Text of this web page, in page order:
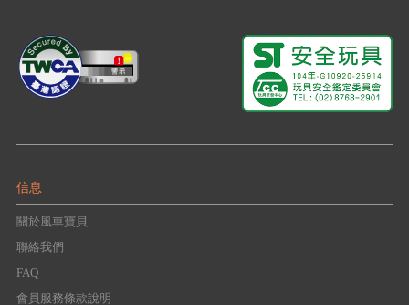
信息
關於風車寶貝
聯絡我們
FAQ
會員服務條款說明